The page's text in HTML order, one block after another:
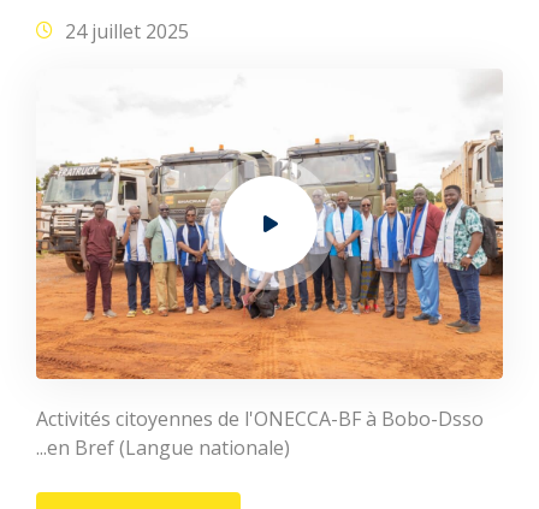
24 juillet 2025
Activités citoyennes de l'ONECCA-BF à Bobo-Dsso
...en Bref (Langue nationale)